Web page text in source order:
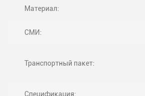
Материал:
СМИ:
Транспортный пакет:
Спецификация: